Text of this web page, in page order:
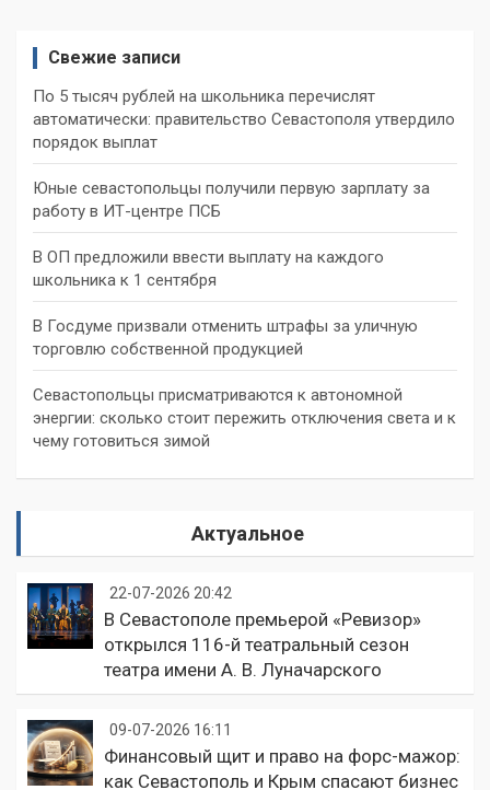
Свежие записи
По 5 тысяч рублей на школьника перечислят
автоматически: правительство Севастополя утвердило
порядок выплат
Юные севастопольцы получили первую зарплату за
работу в ИТ-центре ПСБ
В ОП предложили ввести выплату на каждого
школьника к 1 сентября
В Госдуме призвали отменить штрафы за уличную
торговлю собственной продукцией
Севастопольцы присматриваются к автономной
энергии: сколько стоит пережить отключения света и к
чему готовиться зимой
Актуальное
22-07-2026 20:42
В Севастополе премьерой «Ревизор»
открылся 116-й театральный сезон
театра имени А. В. Луначарского
09-07-2026 16:11
Финансовый щит и право на форс-мажор:
как Севастополь и Крым спасают бизнес